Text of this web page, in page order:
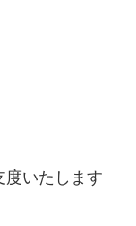
度いたします